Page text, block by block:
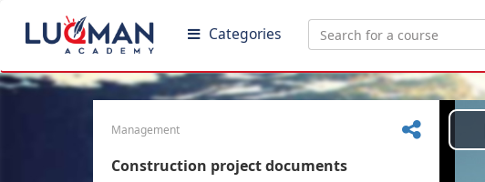
Categories
Management
Construction project documents